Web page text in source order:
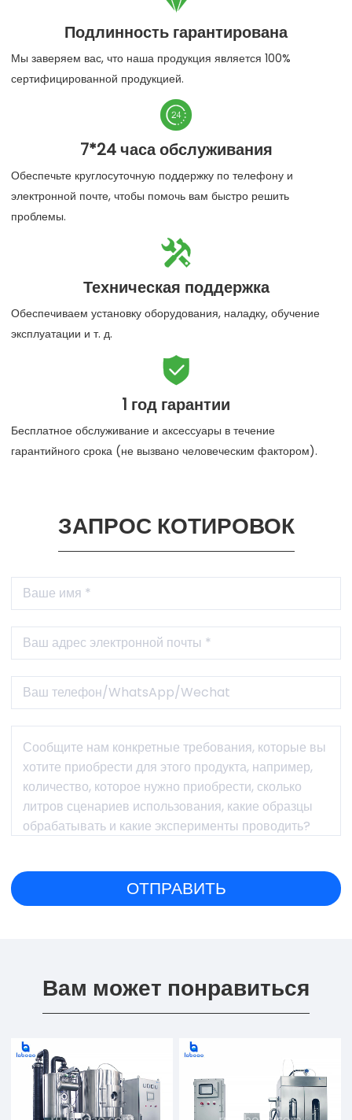
Подлинность гарантирована
Мы заверяем вас, что наша продукция является 100%
сертифицированной продукцией.

7*24 часа обслуживания
Обеспечьте круглосуточную поддержку по телефону и
электронной почте, чтобы помочь вам быстро решить
проблемы.

Техническая поддержка
Обеспечиваем установку оборудования, наладку, обучение
эксплуатации и т. д.

1 год гарантии
Бесплатное обслуживание и аксессуары в течение
гарантийного срока (не вызвано человеческим фактором).
ЗАПРОС КОТИРОВОК
Вам может понравиться